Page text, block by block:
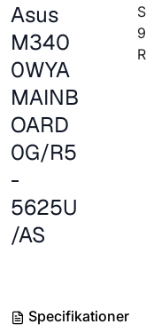
Asus
M340
0WYA
MAINB
OARD
0G/R5
-
5625U
/AS
Specifikationer